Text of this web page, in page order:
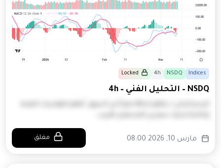
Indices
NSDQ
4h
Locked
NSDQ – التحليل الفني – 4h
مارس 10, 2026 08:00 مغلق